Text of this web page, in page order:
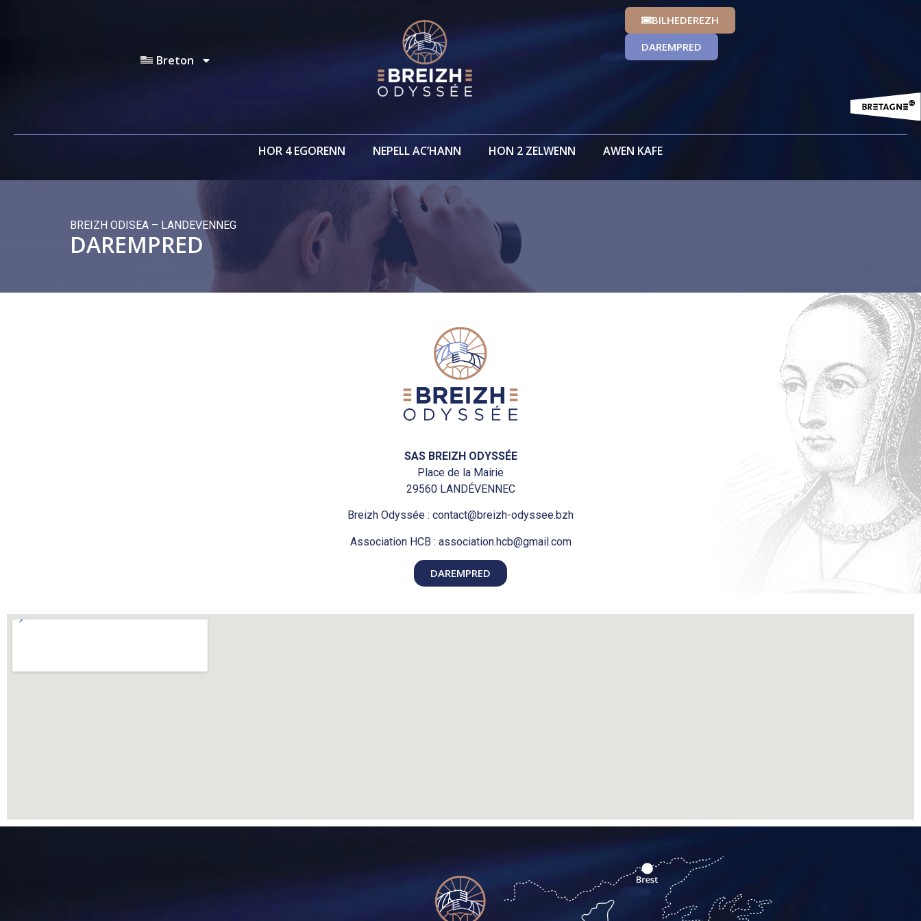
Breton
BILHEDEREZH
DAREMPRED
HOR 4 EGORENN NEPELL AC’HANN HON 2 ZELWENN AWEN KAFE
BREIZH ODISEA – LANDEVENNEG
DAREMPRED
SAS BREIZH ODYSSÉE
Place de la Mairie
29560 LANDÉVENNEC
Breizh Odyssée : contact@breizh-odyssee.bzh
Association HCB : association.hcb@gmail.com
DAREMPRED